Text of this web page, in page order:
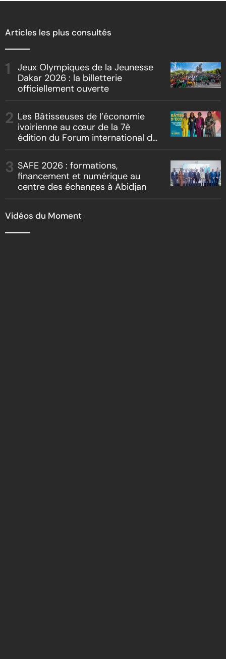
Articles les plus consultés
Jeux Olympiques de la Jeunesse
Dakar 2026 : la billetterie
officiellement ouverte
Les Bâtisseuses de l’économie
ivoirienne au cœur de la 7è
édition du Forum international du
SAFE 2026 : formations,
financement et numérique au
centre des échanges à Abidjan
Vidéos du Moment